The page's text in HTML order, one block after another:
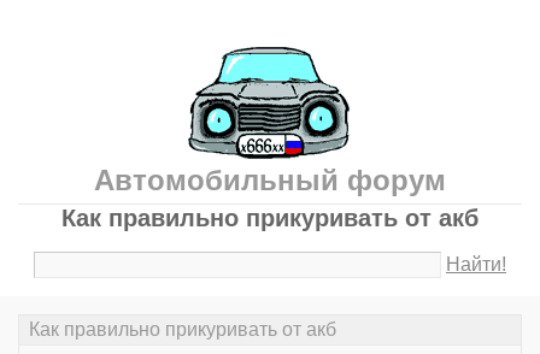
Автомобильный форум
Как правильно прикуривать от акб
Найти!
Как правильно прикуривать от акб